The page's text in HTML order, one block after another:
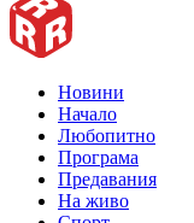
Новини
Начало
Любопитно
Програма
Предавания
На живо